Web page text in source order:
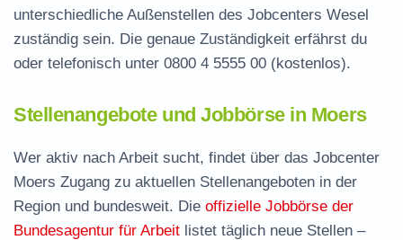
unterschiedliche Außenstellen des Jobcenters Wesel
zuständig sein. Die genaue Zuständigkeit erfährst du
oder telefonisch unter 0800 4 5555 00 (kostenlos).
Stellenangebote und Jobbörse in Moers
Wer aktiv nach Arbeit sucht, findet über das Jobcenter
Moers Zugang zu aktuellen Stellenangeboten in der
Region und bundesweit. Die offizielle Jobbörse der
Bundesagentur für Arbeit listet täglich neue Stellen –